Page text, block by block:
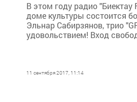
В этом году радио "Биектау
доме культуры состоится
Эльнар Сабирзянов, трио
удовольствием! Вход
11 сентября 2017, 11:14